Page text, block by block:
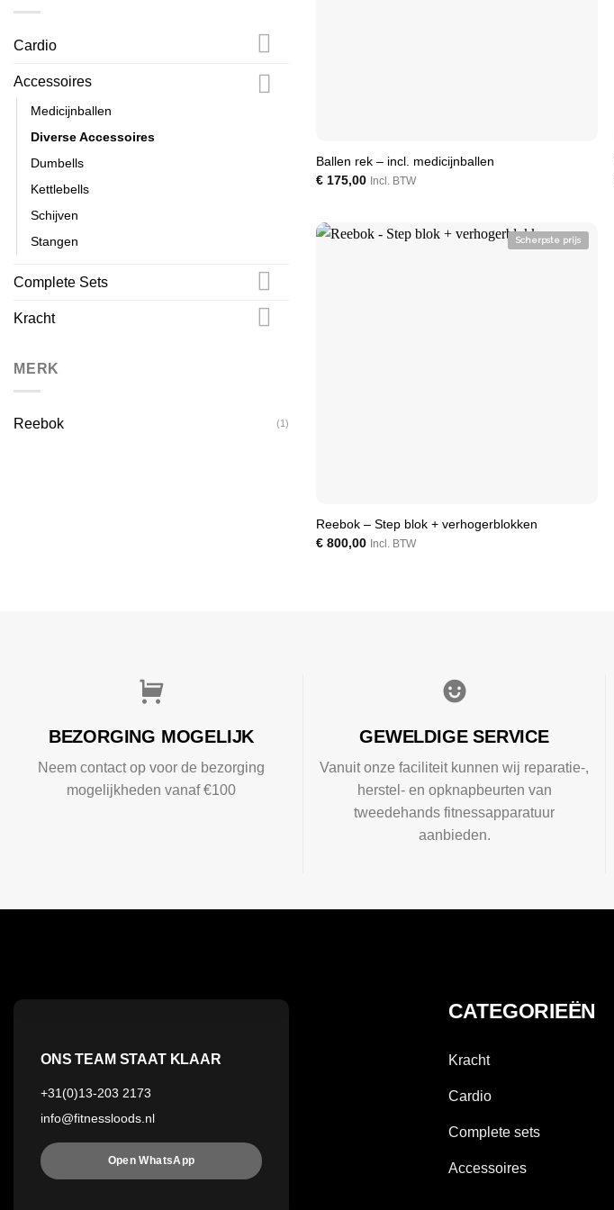
Cardio
Accessoires
Medicijnballen
Diverse Accessoires
⁠Dumbells
Kettlebells
⁠Schijven
Stangen
Complete Sets
Kracht
MERK
Reebok (1)
Ballen rek – incl. medicijnballen
€175,00 Incl. BTW
Scherpste prijs
Reebok – Step blok + verhogerblokken
€800,00 Incl. BTW
BEZORGING MOGELIJK
Neem contact op voor de bezorging
mogelijkheden vanaf €100
GEWELDIGE SERVICE
Vanuit onze faciliteit kunnen wij reparatie-,
herstel- en opknapbeurten van
tweedehands fitnessapparatuur
aanbieden.
ONS TEAM STAAT KLAAR
+31(0)13-203 2173
info@fitnessloods.nl
Open WhatsApp
CATEGORIEËN
Kracht
Cardio
Complete sets
Accessoires